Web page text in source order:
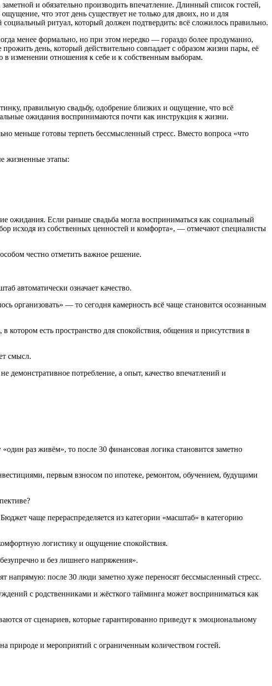
и обязательно производить впечатление. Длинный список гостей,
что этот день существует не только для двоих, но и для
ритуал, который должен подтвердить: всё сложилось правильно.
менее формально, но при этом нередко — гораздо более продуманно,
день, который действительно совпадает с образом жизни пары, её
в изменении отношения к себе и к собственным выборам.
правильную свадьбу, одобрение близких и ощущение, что всё
ожидания воспринимаются почти как инструкция к жизни.
меньше готовы терпеть бессмысленный стресс. Вместо вопроса «что
жизненные этапы:
Если раньше свадьба могла восприниматься как социальный
исходя из собственных ценностей и комфорта», — отмечают специалисты
честно отметить важное решение.
автоматически означает качество.
организовать» — то сегодня камерность всё чаще становится осознанным
есть пространство для спокойствия, общения и присутствия в
смысл.
демонстративное потребление, а опыт, качество впечатлений и
раз живём», то после 30 финансовая логика становится заметно
первым взносом по ипотеке, ремонтом, обучением, будущими
чаще перераспределяется из категории «масштаб» в категорию
логистику и ощущение спокойствия.
и без лишнего напряжения».
напрямую: после 30 люди заметно хуже переносят бессмысленный стресс.
с родственниками и жёсткого тайминга может восприниматься как
от сценариев, которые гарантированно приведут к эмоциональному
природе и мероприятий с ограниченным количеством гостей.